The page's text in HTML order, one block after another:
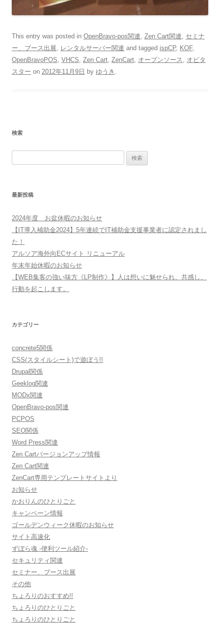
This entry was posted in OpenBravo-pos関連, Zen Cart関連, セミナ
ー、ブース出展, レンタルサーバー関連 and tagged ispCP, KOF,
OpenBravoPOS, VHCS, Zen Cart, ZenCart, オープンソース , オビタ
スター on 2012年11月9日 by ゆうき .
検索
最新投稿
2024年度 お盆休暇のお知らせ
【IT導入補助金2024】5年連続でIT補助金支援事業者に認定されまし
た！
アルソア海外向ECサイト リニューアル
年末年始休暇のお知らせ
【WEB集客の強い味方《LP制作》】人は想いに魅せられ、共感し、
行動を起こします。
カテゴリー
concrete5関係
CSS(スタイルシート)で遊ぼう!!
Drupal関係
Geeklog関連
MODx関連
OpenBravo-pos関連
PCPOS
SEO関係
Word Press関連
Zen Cartバージョンアップ情報
Zen Cart関連
ZenCart専用テンプレートサイトより
お知らせ
かおりんのひとりごと
キャンペーン情報
ゴールデンウィーク休暇のお知らせ
サイト高速化
ずぼら魂 -便利ツール紹介-
セキュリティ関連
セミナー、ブース出展
その他
ちょろりのおすすめ!!
ちょろりのひとりごと
ちょろりのひとりごと